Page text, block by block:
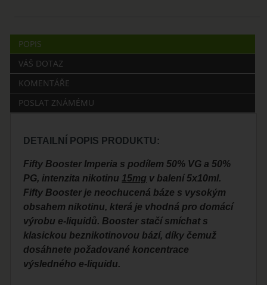
POPIS
VÁŠ DOTAZ
KOMENTÁŘE
POSLAT ZNÁMÉMU
DETAILNÍ POPIS PRODUKTU:
Fifty Booster Imperia s podílem 50% VG a 50%
PG, intenzita nikotinu 15mg v balení 5x10ml.
Fifty Booster je neochucená báze s vysokým
obsahem nikotinu, která je vhodná pro domácí
výrobu e-liquidů. Booster stačí smíchat s
klasickou beznikotinovou bází, díky čemuž
dosáhnete požadované koncentrace
výsledného e-liquidu.